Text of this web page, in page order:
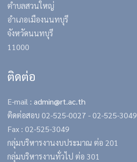
ตำบลสวนใหญ่
อำเภอเมืองนนทบุรี
จังหวัดนนทบุรี
11000
ติดต่อ
E-mail : admin@rt.ac.th
ติดต่อสอบ 02-525-0027 -02-525-3049
Fax : 02-525-3049
กลุ่มบริหารงานงบประมาณ ต่อ 201
กลุ่มบริหารงานทั่วไป ต่อ 301